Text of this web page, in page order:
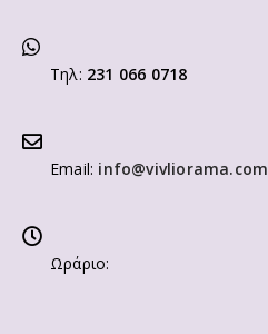
Τηλ: 231 066 0718
Email: info@vivliorama.com
Ωράριο: